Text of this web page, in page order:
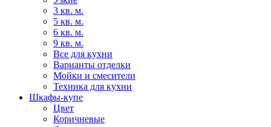
3 кв. м.
5 кв. м.
6 кв. м.
9 кв. м.
Все для кухни
Варианты отделки
Мойки и смесители
Техника для кухни
Шкафы-купе
Цвет
Коричневые